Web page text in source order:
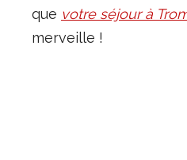
que votre séjour à
merveille !